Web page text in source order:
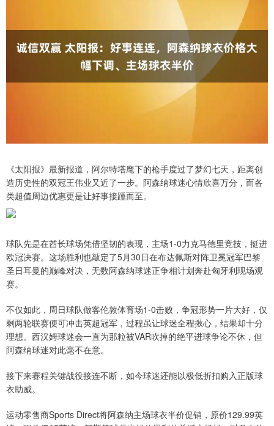
《太阳报》最新报道，阿尔特塔麾下的枪手度过了梦幻七天，距离创
造历史性的双冠王伟业又近了一步。阿森纳球迷心情欣喜万分，而各
类超值周边优惠更是让好事接踵而至。
球队先是在酋长球场凭借坚韧的表现，主场1-0力克马德里竞技，挺进
欧冠决赛。这场胜利也敲定了5月30日在布达佩斯对阵卫冕冠军巴黎
圣日耳曼的巅峰对决，无数阿森纳球迷正争相计划奔赴匈牙利现场观
赛。
不仅如此，周日球队做客伦敦体育场1-0击败，争冠形势一片大好，仅
剩两轮联赛便可冲击英超冠军，过程虽让球迷全程揪心，结果却十分
理想。西汉姆球迷会一直为那粒被VAR吹掉的绝平进球争论不休，但
阿森纳球迷对此毫不在意。
接下来赛程关键战役接连不断，如今球迷还能以极低折扣购入正版球
衣助威。
运动零售商Sports Direct将阿森纳主场球衣半价促销，原价129.99英